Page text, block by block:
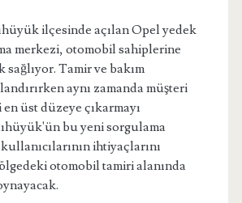
ilçesinde açılan Opel yedek
merkezi, otomobil sahiplerine
Tamir ve bakım
aynı zamanda müşteri
üst düzeye çıkarmayı
bu yeni sorgulama
ihtiyaçlarını
otomobil tamiri alanında